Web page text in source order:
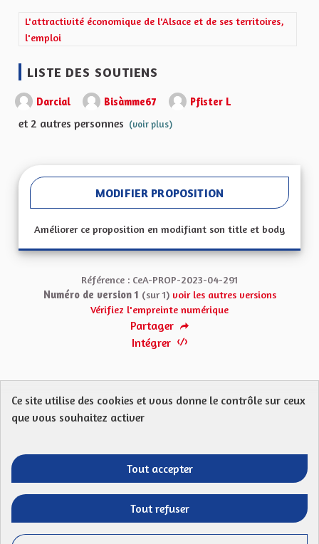
Filtrer les résultats de la catégorie : L'attractivité économique
L'attractivité économique de l'Alsace et de ses territoires,
l'emploi
LISTE DES SOUTIENS
Darcial Bisàmme67 Pfister L
et 2 autres personnes (voir plus)
MODIFIER PROPOSITION
Améliorer ce proposition en modifiant son title et body
Référence : CeA-PROP-2023-04-291
Numéro de version 1 (sur 1) voir les autres versions
Vérifiez l'empreinte numérique
Partager
Intégrer
Protection des Données
Télécharger les fichiers Open Data
Entre vos mains - Collectivité
Entre vos mains - Collectivité
Entre vos mains - Collectivité
Entre vos mains -
(Lien externe)
Ce site utilise des cookies et vous donne le contrôle sur ceux
que vous souhaitez activer
Tout accepter
Tout refuser